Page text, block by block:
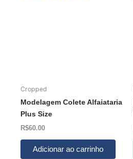
Cropped
Modelagem Colete Alfaiataria
Plus Size
R$60.00
Adicionar ao carrinho